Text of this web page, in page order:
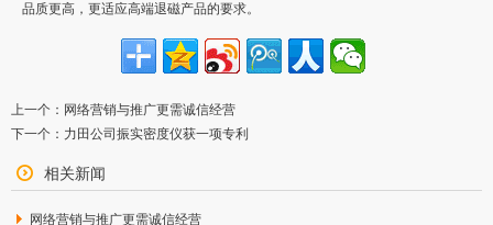
品质更高，更适应高端退磁产品的要求。
上一个： 网络营销与推广更需诚信经营
下一个： 力田公司振实密度仪获一项专利
相关新闻
网络营销与推广更需诚信经营